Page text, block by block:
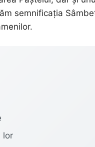
semnificația
lor